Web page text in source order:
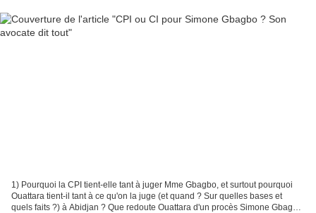
1) Pourquoi la CPI tient-elle tant à juger Mme Gbagbo, et surtout pourquoi
Ouattara tient-il tant à ce qu'on la juge (et quand ? Sur quelles bases et
quels faits ?) à Abidjan ? Que redoute Ouattara d'un procès Simone Gbagbo